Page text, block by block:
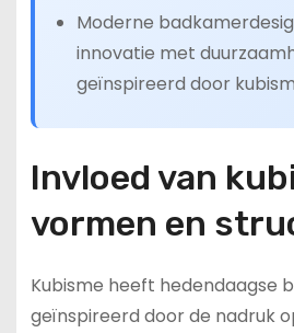
Moderne
innovatie met
geïnspireerd door
Invloed van
vormen en
Kubisme heeft hedendaagse
geïnspireerd door de nadruk